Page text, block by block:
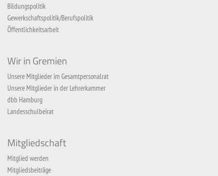
Bildungspolitik
Gewerkschaftspolitik/Berufspolitik
Öffentlichkeitsarbeit
Wir in Gremien
Unsere Mitglieder im Gesamtpersonalrat
Unsere Mitglieder in der Lehrerkammer
dbb Hamburg
Landesschulbeirat
Mitgliedschaft
Mitglied werden
Mitgliedsbeiträge